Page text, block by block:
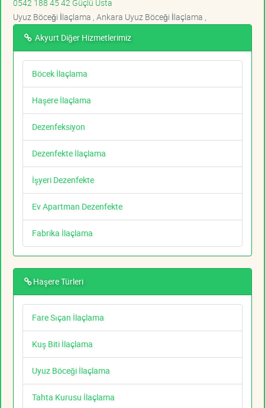
0542 188 45 42 Güçlü Usta
Uyuz Böceği İlaçlama , Ankara Uyuz Böceği İlaçlama ,
Akyurt Diğer Hizmetlerimiz
Böcek İlaçlama
Haşere İlaçlama
Dezenfeksiyon
Dezenfekte İlaçlama
İşyeri Dezenfekte
Ev Apartman Dezenfekte
Fabrika İlaçlama
Haşere Türleri
Fare Sıçan İlaçlama
Kuş Biti İlaçlama
Uyuz Böceği İlaçlama
Tahta Kurusu İlaçlama